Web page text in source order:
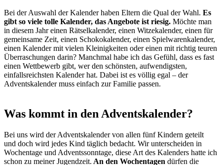
Bei der Auswahl der Kalender haben Eltern die Qual der Wahl. Es
gibt so viele tolle Kalender, das Angebote ist riesig. Möchte man
in diesem Jahr einen Rätselkalender, einen Witzekalender, einen für
gemeinsame Zeit, einen Schokokalender, einen Spielwarenkalender,
einen Kalender mit vielen Kleinigkeiten oder einen mit richtig teuren
Überraschungen darin? Manchmal habe ich das Gefühl, dass es fast
einen Wettbewerb gibt, wer den schönsten, aufwendigsten,
einfallsreichsten Kalender hat. Dabei ist es völlig egal – der
Adventskalender muss einfach zur Familie passen.
Was kommt in den Adventskalender?
Bei uns wird der Adventskalender von allen fünf Kindern geteilt
und doch wird jedes Kind täglich bedacht. Wir unterscheiden in
Wochentage und Adventssonntage, diese Art des Kalenders hatte ich
schon zu meiner Jugendzeit. An den Wochentagen dürfen die